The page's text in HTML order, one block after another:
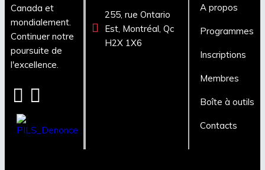
Canada et
mondialement.
Continuer notre
poursuite de
l'excellence.
255, rue Ontario
Est, Montréal, Qc
H2X 1X6
A propos
Programmes
Inscriptions
Membres
Boîte à outils
Contacts